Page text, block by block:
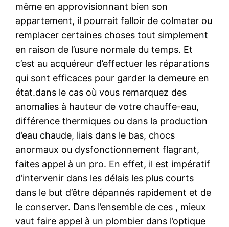
même en approvisionnant bien son
appartement, il pourrait falloir de colmater ou
remplacer certaines choses tout simplement
en raison de l’usure normale du temps. Et
c’est au acquéreur d’effectuer les réparations
qui sont efficaces pour garder la demeure en
état.dans le cas où vous remarquez des
anomalies à hauteur de votre chauffe-eau,
différence thermiques ou dans la production
d’eau chaude, liais dans le bas, chocs
anormaux ou dysfonctionnement flagrant,
faites appel à un pro. En effet, il est impératif
d’intervenir dans les délais les plus courts
dans le but d’être dépannés rapidement et de
le conserver. Dans l’ensemble de ces , mieux
vaut faire appel à un plombier dans l’optique